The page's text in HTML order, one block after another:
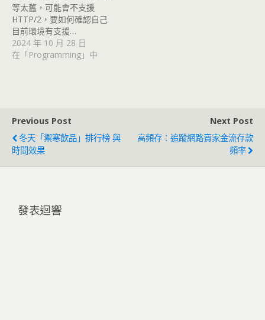
等太舊，可能會不支援
HTTP/2，要如何確認自己
目前環境有支援…
2024 年 10 月 28 日
在「Programming」中
Previous Post
冬天「禦寒飲品」排行榜 與
時間效果
Next Post
高頻存：追蹤網路賣家金流存款
頻率
發表迴響